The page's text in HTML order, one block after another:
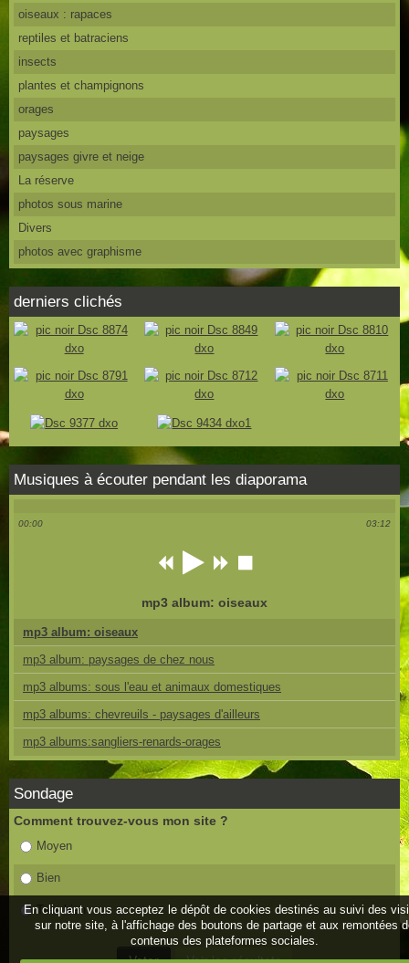
oiseaux : rapaces
reptiles et batraciens
insects
plantes et champignons
orages
paysages
paysages givre et neige
La réserve
photos sous marine
Divers
photos avec graphisme
derniers clichés
Musiques à écouter pendant les diaporama
00:00 03:12
mp3 album: oiseaux
mp3 album: oiseaux
mp3 album: paysages de chez nous
mp3 albums: sous l'eau et animaux domestiques
mp3 albums: chevreuils - paysages d'ailleurs
mp3 albums:sangliers-renards-orages
Sondage
Comment trouvez-vous mon site ?
Moyen
Bien
Très bien
En cliquant vous acceptez le dépôt de cookies destinés au suivi des
sur notre site, à l'affichage des boutons de partage et aux remontées
contenus des plateformes sociales.